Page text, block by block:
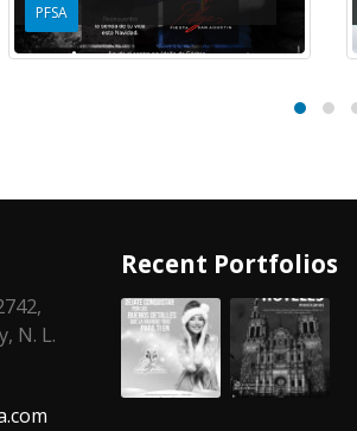
PFSA
N. L.
Recent Portfolios